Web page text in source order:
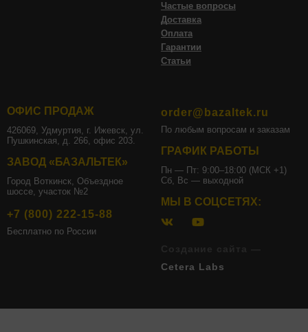
Частые вопросы
Доставка
Оплата
Гарантии
Статьи
ОФИС ПРОДАЖ
426069, Удмуртия, г. Ижевск, ул.
Пушкинская, д. 266, офис 203.
ЗАВОД «БАЗАЛЬТЕК»
Город Воткинск, Объездное
шоссе, участок №2
+7 (800) 222-15-88
Бесплатно по России
order@bazaltek.ru
По любым вопросам и заказам
ГРАФИК РАБОТЫ
Пн — Пт: 9:00–18:00 (МСК +1)
Сб, Вс — выходной
МЫ В СОЦСЕТЯХ:
Cetera Labs